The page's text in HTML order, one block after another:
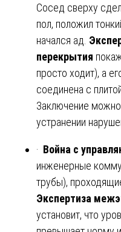
Сосед сверху
пол, положил
начался ад.
перекрытия
просто ходит), а
соединена с
Заключение
устранении
· Война с
инженерные
трубы),
Экспертиза
установит, что